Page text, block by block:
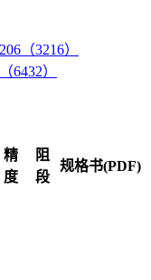
（3216）
6432）
精
度
阻
段
规格书(PDF)